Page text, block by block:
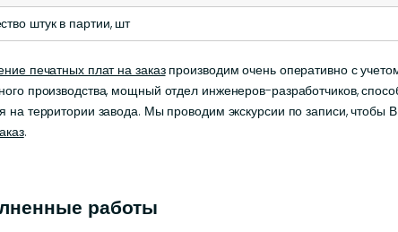
штук в партии, шт
печатных плат на заказпроизводим очень оперативно с
производства, мощный отдел инженеров-разработчиков,
на территории завода. Мы проводим экскурсии по записи,
.
работы